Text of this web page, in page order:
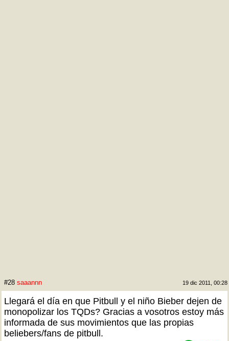
#28 saaannn 19 dic 2011, 00:28
Llegará el día en que Pitbull y el niño Bieber dejen de
monopolizar los TQDs? Gracias a vosotros estoy más
informada de sus movimientos que las propias
beliebers/fans de pitbull.